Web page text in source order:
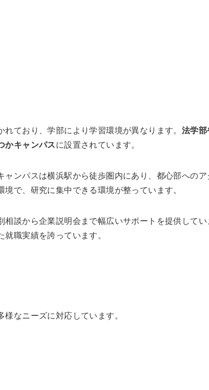
ており、学部により学習環境が異なります。 法学部
かキャンパスに設置されています。
ンパスは横浜駅から徒歩圏内にあり、都心部へのア
で、研究に集中できる環境が整っています。
相談から企業説明会まで幅広いサポートを提供してい
職実績を誇っています。
なニーズに対応しています。